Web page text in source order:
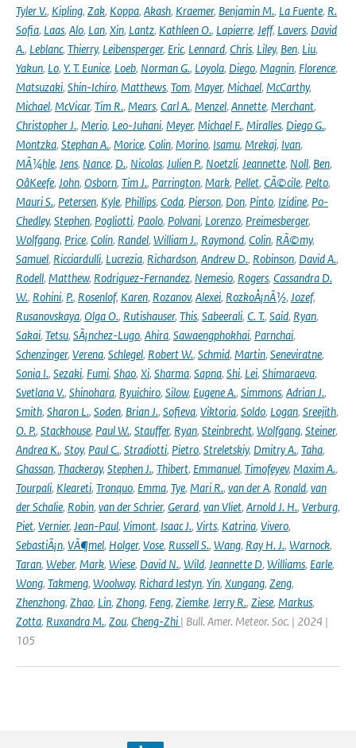
Tyler V., Kipling, Zak, Koppa, Akash, Kraemer, Benjamin M., La Fuente, R.
Sofia, Laas, Alo, Lan, Xin, Lantz, Kathleen O., Lapierre, Jeff, Lavers, David
A., Leblanc, Thierry, Leibensperger, Eric, Lennard, Chris, Liley, Ben, Liu,
Yakun, Lo, Y. T. Eunice, Loeb, Norman G., Loyola, Diego, Magnin, Florence,
Matsuzaki, Shin-Ichiro, Matthews, Tom, Mayer, Michael, McCarthy,
Michael, McVicar, Tim R., Mears, Carl A., Menzel, Annette, Merchant,
Christopher J., Merio, Leo-Juhani, Meyer, Michael F., Miralles, Diego G.,
Montzka, Stephan A., Morice, Colin, Morino, Isamu, Mrekaj, Ivan,
MÃ¼hle, Jens, Nance, D., Nicolas, Julien P., Noetzli, Jeannette, Noll, Ben,
OâKeefe, John, Osborn, Tim J., Parrington, Mark, Pellet, CÃ©cile, Pelto,
Mauri S., Petersen, Kyle, Phillips, Coda, Pierson, Don, Pinto, Izidine, Po-
Chedley, Stephen, Pogliotti, Paolo, Polvani, Lorenzo, Preimesberger,
Wolfgang, Price, Colin, Randel, William J., Raymond, Colin, RÃ©my,
Samuel, Ricciardulli, Lucrezia, Richardson, Andrew D., Robinson, David A.,
Rodell, Matthew, Rodriguez-Fernandez, Nemesio, Rogers, Cassandra D.
W., Rohini, P., Rosenlof, Karen, Rozanov, Alexei, RozkoÅ¡nÃ½, Jozef,
Rusanovskaya, Olga O., Rutishauser, This, Sabeerali, C. T., Said, Ryan,
Sakai, Tetsu, SÃ¡nchez-Lugo, Ahira, Sawaengphokhai, Parnchai,
Schenzinger, Verena, Schlegel, Robert W., Schmid, Martin, Seneviratne,
Sonia I., Sezaki, Fumi, Shao, Xi, Sharma, Sapna, Shi, Lei, Shimaraeva,
Svetlana V., Shinohara, Ryuichiro, Silow, Eugene A., Simmons, Adrian J.,
Smith, Sharon L., Soden, Brian J., Sofieva, Viktoria, Soldo, Logan, Sreejith,
O. P., Stackhouse, Paul W., Stauffer, Ryan, Steinbrecht, Wolfgang, Steiner,
Andrea K., Stoy, Paul C., Stradiotti, Pietro, Streletskiy, Dmitry A., Taha,
Ghassan, Thackeray, Stephen J., Thibert, Emmanuel, Timofeyev, Maxim A.,
Tourpali, Kleareti, Tronquo, Emma, Tye, Mari R., van der A, Ronald, van
der Schalie, Robin, van der Schrier, Gerard, van Vliet, Arnold J. H., Verburg,
Piet, Vernier, Jean-Paul, Vimont, Isaac J., Virts, Katrina, Vivero,
SebastiÃ¡n, VÃ¶mel, Holger, Vose, Russell S., Wang, Ray H. J., Warnock,
Taran, Weber, Mark, Wiese, David N., Wild, Jeannette D, Williams, Earle,
Wong, Takmeng, Woolway, Richard Iestyn, Yin, Xungang, Zeng,
Zhenzhong, Zhao, Lin, Zhong, Feng, Ziemke, Jerry R., Ziese, Markus,
Zotta, Ruxandra M., Zou, Cheng-Zhi | Bull. Amer. Meteor. Soc. | 2024 |
105